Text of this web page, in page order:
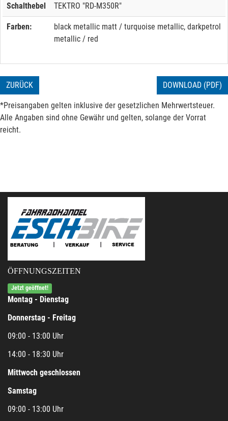
Schalthebel TEKTRO "RD-M350R"
Farben:
black metallic matt / turquoise metallic, darkpetrol
metallic / red
ZURÜCK DOWNLOAD (PDF)
*Preisangaben gelten inklusive der gesetzlichen Mehrwertsteuer.
Alle Angaben sind ohne Gewähr und gelten, solange der Vorrat
reicht.
ÖFFNUNGSZEITEN
Jetzt geöffnet!
Montag - Dienstag
Donnerstag - Freitag
09:00 - 13:00 Uhr
14:00 - 18:30 Uhr
Mittwoch geschlossen
Samstag
09:00 - 13:00 Uhr